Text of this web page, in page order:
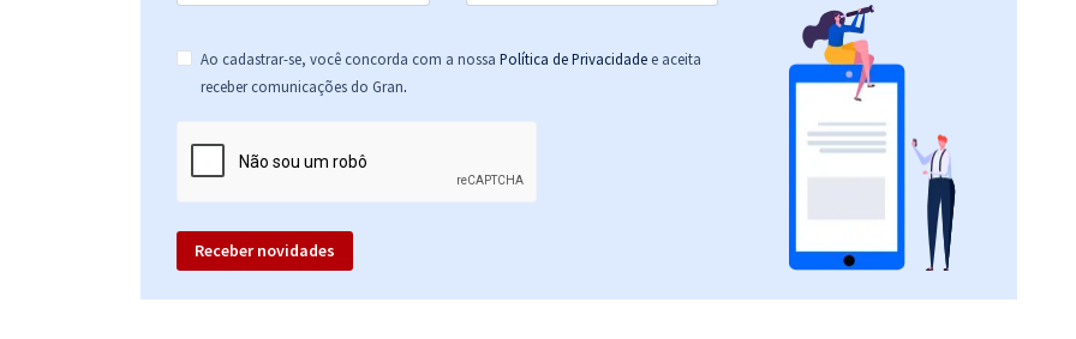
Ao cadastrar-se, você concorda com a nossa Política de Privacidade e aceita
receber comunicações do Gran.
Receber novidades